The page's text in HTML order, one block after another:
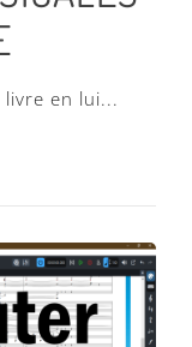
en lui...